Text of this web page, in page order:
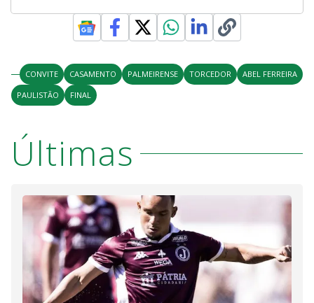
CONVITE CASAMENTO PALMEIRENSE TORCEDOR
ABEL FERREIRA
PAULISTÃO
FINAL
Últimas